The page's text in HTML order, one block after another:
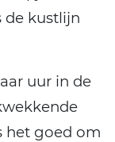
de kustlijn
uur in de
het goed om